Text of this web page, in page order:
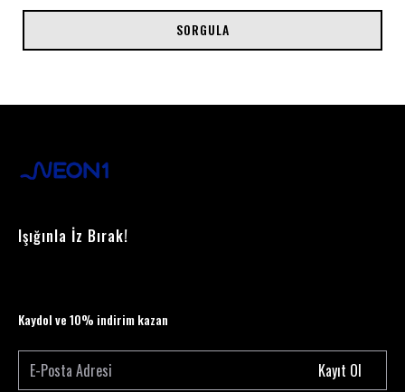
SORGULA
Işığınla İz Bırak!
Kaydol ve 10% indirim kazan
Kayıt Ol